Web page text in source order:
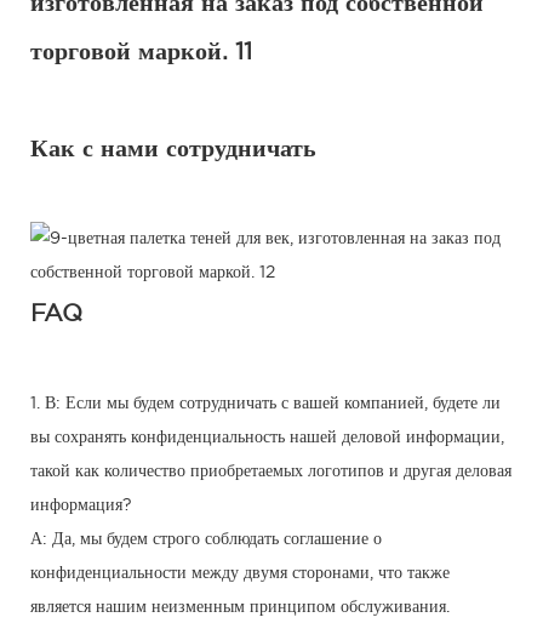
Как с нами сотрудничать
FAQ
1. В: Если мы будем сотрудничать с вашей компанией, будете ли
вы сохранять конфиденциальность нашей деловой информации,
такой как количество приобретаемых логотипов и другая деловая
информация?
А: Да, мы будем строго соблюдать соглашение о
конфиденциальности между двумя сторонами, что также
является нашим неизменным принципом обслуживания.